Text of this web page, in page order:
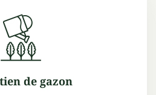
de gazon